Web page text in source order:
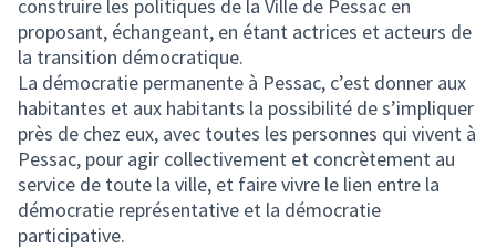
construire les politiques de la Ville de Pessac en
proposant, échangeant, en étant actrices et acteurs de
la transition démocratique.
La démocratie permanente à Pessac, c’est donner aux
habitantes et aux habitants la possibilité de s’impliquer
près de chez eux, avec toutes les personnes qui vivent à
Pessac, pour agir collectivement et concrètement au
service de toute la ville, et faire vivre le lien entre la
démocratie représentative et la démocratie
participative.